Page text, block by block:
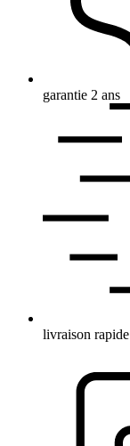
garantie 2 ans
livraison rapide